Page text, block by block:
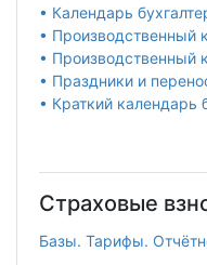
• Календарь
• Производственный
• Производственный
• Праздники и
• Краткий календарь
Страховые
Базы. Тарифы.